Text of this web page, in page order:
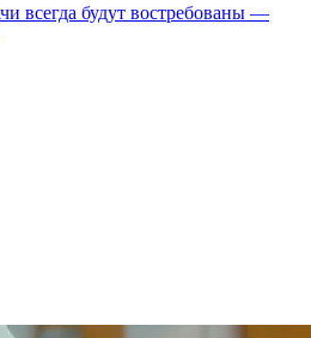
всегда будут востребованы —